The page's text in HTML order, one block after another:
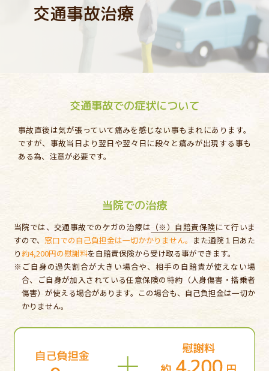
交通事故治療
交通事故での症状について
事故直後は気が張っていて痛みを感じない事もまれにあります。
ですが、事故当日より翌日や翌々日に段々と痛みが出現する事も
ある為、注意が必要です。
当院での治療
当院では、交通事故でのケガの治療は （※）自賠責保険にて行いま
すので、 窓口での自己負担金は一切かかりません。 また通院１日あた
り約4,200円の慰謝料を自賠責保険から受け取る事ができます。
※ご自身の過失割合が大きい場合や、相手の自賠責が使えない場
合、ご自身が加入されている任意保険の特約（人身傷害・搭乗者
傷害）が使える場合があります。この場合も、自己負担金は一切か
かりません。